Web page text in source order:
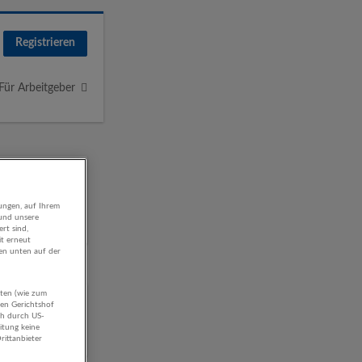
Registrieren
Für Arbeitgeber
auf Ihrem
unsere
sind,
erneut
unten auf der
(wie zum
Gerichtshof
durch US-
keine